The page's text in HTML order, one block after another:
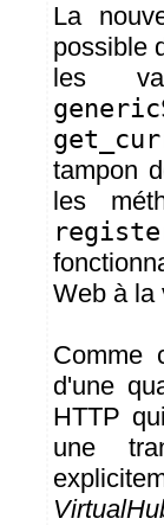
La
possible
les
tampon
les
Web à la
Comme
d'une
HTTP
une